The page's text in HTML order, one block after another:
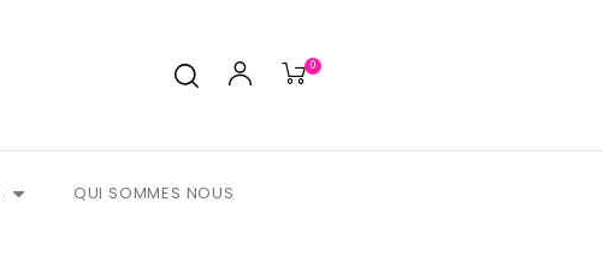
0
QUI SOMMES NOUS